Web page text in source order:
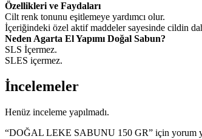
Özellikleri ve Faydaları
Cilt renk tonunu eşitlemeye yardımcı olur.
İçeriğindeki özel aktif maddeler sayesinde cildin
Neden Agarta El Yapımı Doğal Sabun?
SLS İçermez.
SLES içermez.
İncelemeler
Henüz inceleme yapılmadı.
“DOĞAL LEKE SABUNU 150 GR” için yorum